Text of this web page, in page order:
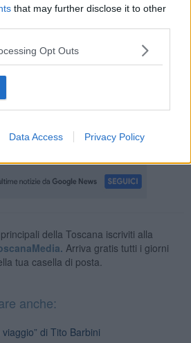
that may further disclose it to other
Opt Outs
Data Access Privacy Policy
grande filosofo della politica sono il dono
atti di vita, concatenati gli uni con gli
condanni, puoi anche tentare, quando il
consumato, di fare il bilancio finale.
di continuare a scavare. Ogni volto,
più lontano canto, ritrovati, che
della Toscana iscriviti alla
Arriva gratis tutti i giorni
tua casella di posta.
anche:
di Tito Barbini